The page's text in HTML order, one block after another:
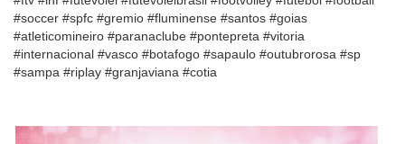
#soccer #spfc #gremio #fluminense #santos #goias
#atleticomineiro #paranaclube #pontepreta #vitoria
#internacional #vasco #botafogo #sapaulo #outubrorosa #sp
#sampa #riplay #granjaviana #cotia